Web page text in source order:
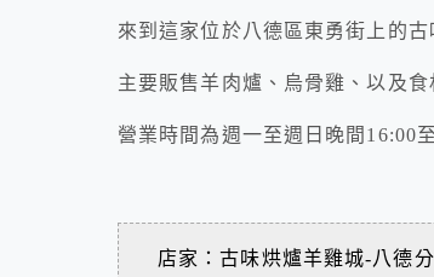
來到這家位於八德區東勇街上的
主要販售羊肉爐、烏骨雞、以及
營業時間為週一至週日晚間16:00
店家：古味烘爐羊雞城-八德